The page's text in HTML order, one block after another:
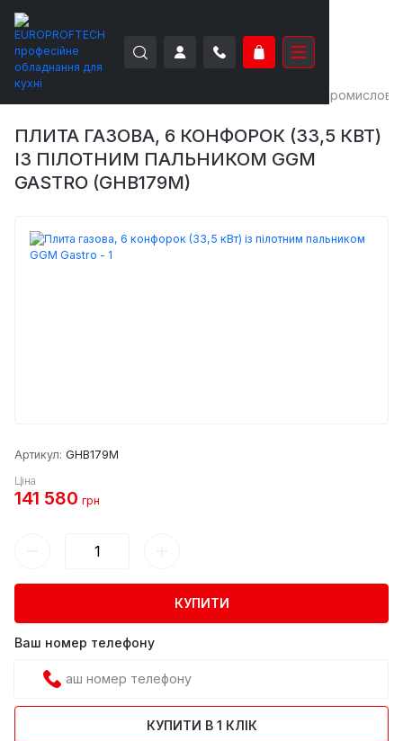
EUROPROFTECH Плити промислові
ПЛИТА ГАЗОВА, 6 КОНФОРОК (33,5 КВТ)
ІЗ ПІЛОТНИМ ПАЛЬНИКОМ GGM
GASTRO (GHB179M)
Артикул: GHB179M
Ціна
141 580 грн
КУПИТИ
Ваш номер телефону
КУПИТИ В 1 КЛІК